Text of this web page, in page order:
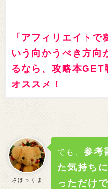
「アフィリエイトで
いう向かうべき方向
るなら、攻略本GET
オススメ！
さぼっくま
でも、 参考
た気持ち
っただけ